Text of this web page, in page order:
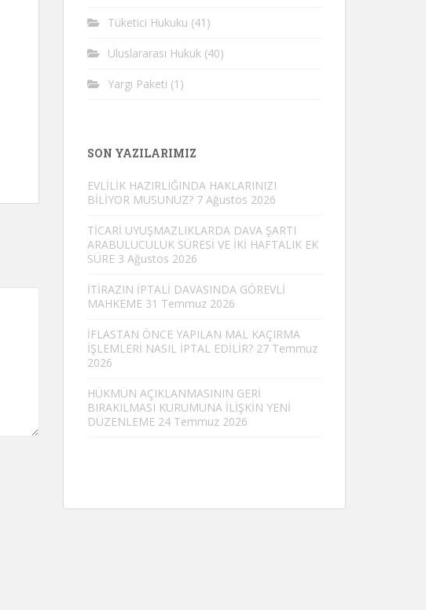
Tüketici Hukuku (41)
Uluslararası Hukuk (40)
Yargı Paketi (1)
SON YAZILARIMIZ
EVLİLİK HAZIRLIĞINDA HAKLARINIZI
BİLİYOR MUSUNUZ? 7 Ağustos 2026
TİCARİ UYUŞMAZLIKLARDA DAVA ŞARTI
ARABULUCULUK SÜRESİ VE İKİ HAFTALIK EK
SÜRE 3 Ağustos 2026
İTİRAZIN İPTALİ DAVASINDA GÖREVLİ
MAHKEME 31 Temmuz 2026
İFLASTAN ÖNCE YAPILAN MAL KAÇIRMA
İŞLEMLERİ NASIL İPTAL EDİLİR? 27 Temmuz
2026
HÜKMÜN AÇIKLANMASININ GERİ
BIRAKILMASI KURUMUNA İLİŞKİN YENİ
DÜZENLEME 24 Temmuz 2026